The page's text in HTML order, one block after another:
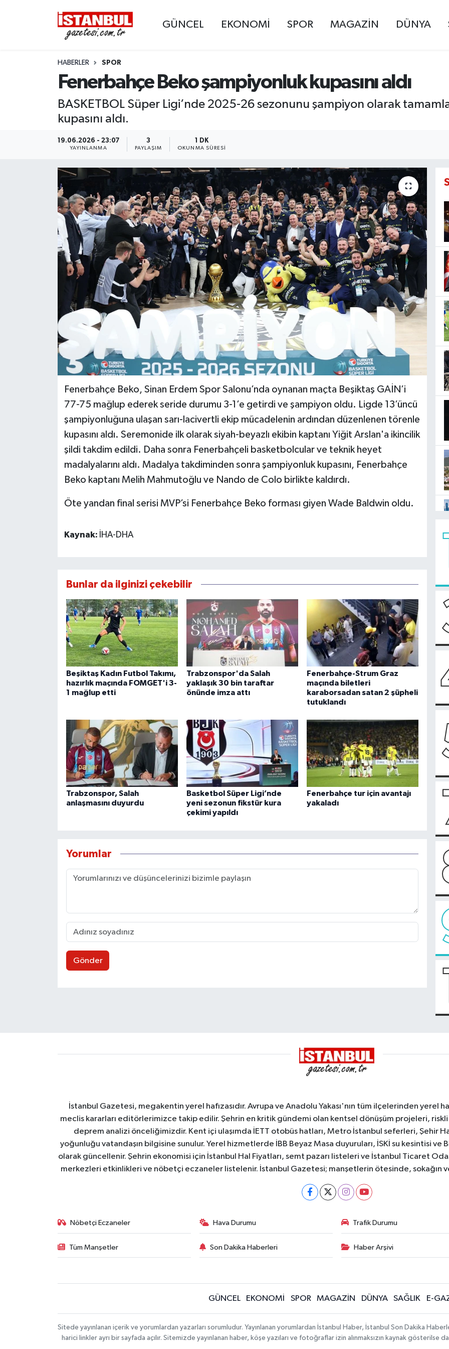
GÜNCEL EKONOMİ SPOR MAGAZİN DÜNYA
HABERLER SPOR
Fenerbahçe Beko şampiyonluk kupasını aldı
BASKETBOL Süper Ligi’nde 2025-26 sezonunu şampiyon olarak
kupasını aldı.
19.06.2026 - 23:07
YAYINLANMA
3
PAYLAŞIM
1 DK
OKUNMA SÜRESI
Fenerbahçe Beko, Sinan Erdem Spor Salonu’nda oynanan maçta Beşiktaş GAİN’i
77-75 mağlup ederek seride durumu 3-1’e getirdi ve şampiyon oldu. Ligde 13’üncü
şampiyonluğuna ulaşan sarı-lacivertli ekip mücadelenin ardından düzenlenen törenle
kupasını aldı. Seremonide ilk olarak siyah-beyazlı ekibin kaptanı Yiğit Arslan'a ikincilik
şildi takdim edildi. Daha sonra Fenerbahçeli basketbolcular ve teknik heyet
madalyalarını aldı. Madalya takdiminden sonra şampiyonluk kupasını, Fenerbahçe
Beko kaptanı Melih Mahmutoğlu ve Nando de Colo birlikte kaldırdı.
Öte yandan final serisi MVP’si Fenerbahçe Beko forması giyen Wade Baldwin oldu.
Kaynak: İHA-DHA
Bunlar da ilginizi çekebilir
Beşiktaş Kadın Futbol Takımı,
hazırlık maçında FOMGET'i 3-
1 mağlup etti
Trabzonspor'da Salah
yaklaşık 30 bin taraftar
önünde imza attı
Fenerbahçe-Strum Graz
maçında biletleri
karaborsadan satan 2 şüpheli
tutuklandı
Trabzonspor, Salah
anlaşmasını duyurdu
Basketbol Süper Ligi’nde
yeni sezonun fikstür kura
çekimi yapıldı
Fenerbahçe tur için avantajı
yakaladı
Yorumlar
Gönder
İstanbul Gazetesi, megakentin yerel hafızasıdır. Avrupa ve Anadolu Yakası'nın tüm ilçelerinden yerel
meclis kararları editörlerimizce takip edilir. Şehrin en kritik gündemi olan kentsel dönüşüm projeleri, riskli
deprem analizi önceliğimizdir. Kent içi ulaşımda İETT otobüs hatları, Metro İstanbul seferleri, Şehir
yoğunluğu vatandaşın bilgisine sunulur. Yerel hizmetlerde İBB Beyaz Masa duyuruları, İSKİ su kesintisi ve
olarak güncellenir. Şehrin ekonomisi için İstanbul Hal Fiyatları, semt pazarı listeleri ve İstanbul Ticaret
merkezleri etkinlikleri ve nöbetçi eczaneler listelenir. İstanbul Gazetesi; manşetlerin ötesinde, sokağın
Nöbetçi Eczaneler Hava Durumu Trafik Durumu
Tüm Manşetler Son Dakika Haberleri Haber Arşivi
GÜNCEL EKONOMİ SPOR MAGAZİN DÜNYA SAĞLIK E-
Sitede yayınlanan içerik ve yorumlardan yazarları sorumludur. Yayınlanan yorumlardan İstanbul Haber, İstanbul Son Dakika
harici linkler ayrı bir sayfada açılır. Sitemizde yayınlanan haber, köşe yazıları ve fotoğraflar izin alınmaksızın kaynak gösterilse
EKONOMİ
İSTANBUL
MAGAZİN
KÜLTÜR SANAT
SAĞLIK
BİLİM VE TEKNOLOJİ
OTOMOBİL
Nöbetçi Eczaneler
Hava Durumu
Trafik Durumu
Süper Lig Puan Durumu ve Fikstür
Tüm Manşetler
Son Dakika Haberleri
Haber Arşivi